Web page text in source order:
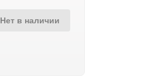
Нет в наличии